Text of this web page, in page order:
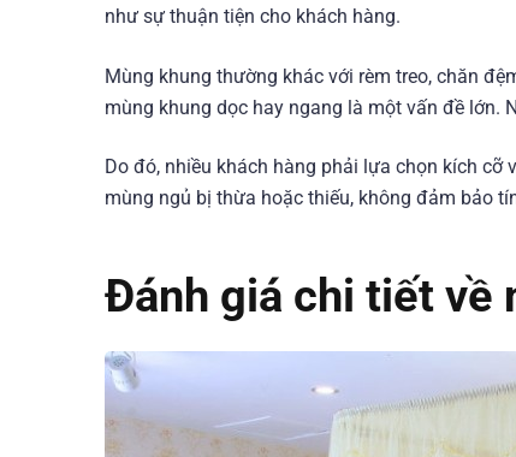
như sự thuận tiện cho khách hàng.
Mùng khung thường khác với rèm treo, chăn
mùng khung dọc hay ngang là một vấn đề lớn.
Do đó, nhiều khách hàng phải lựa chọn kích
mùng ngủ bị thừa hoặc thiếu, không đảm bảo
Đánh giá chi tiết về